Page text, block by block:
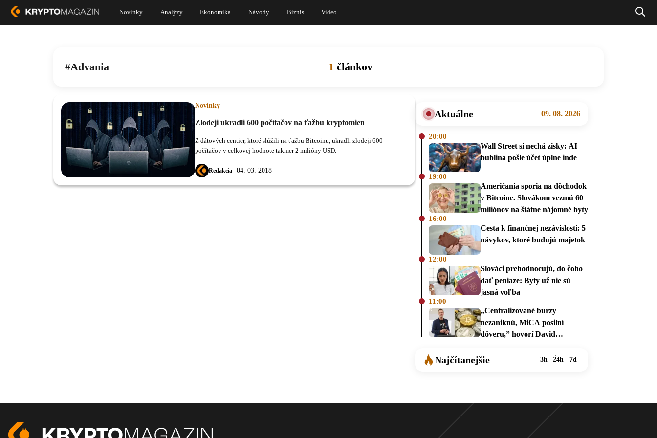
Novinky Analýzy Ekonomika Návody Biznis Video
Advania 1 článkov
Novinky
Zlodeji ukradli 600 počítačov na ťažbu kryptomien
Redakcia 04. 03. 2018
Z dátových centier, ktoré slúžili na ťažbu Bitcoinu, ukradli zlodeji 600
počítačov v celkovej hodnote takmer 2 milióny USD.
Aktuálne 09. 08. 2026
20:00
Wall Street si nechá zisky: AI
bublina pošle účet úplne inde
19:00
Američania sporia na dôchodok
v Bitcoine. Slovákom vezmú 60
miliónov na štátne nájomné byty
16:00
Cesta k finančnej nezávislosti: 5
návykov, ktoré budujú majetok
12:00
Slováci prehodnocujú, do čoho
dať peniaze: Byty už nie sú
jasná voľba
11:00
„Centralizované burzy
nezaniknú, MiCA posilní
dôveru,” hovorí David
Najčítanejšie 3h 24h 7d